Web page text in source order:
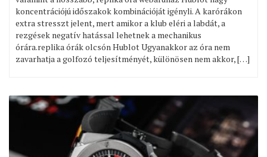
koncentrációjú időszakok kombinációját igényli. A karórákon
extra stresszt jelent, mert amikor a klub eléri a labdát, a
rezgések negatív hatással lehetnek a mechanikus
órára.replika órák olcsón Hublot Ugyanakkor az óra nem
zavarhatja a golfozó teljesítményét, különösen nem akkor, […]